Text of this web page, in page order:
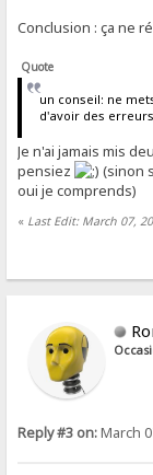
Conclusion : ça ne
Quote
un conseil: ne
d'avoir des
Je n'ai jamais mis
pensiez
(sinon
oui je comprends)
« Last Edit: March 07,
Reply #3 on:March